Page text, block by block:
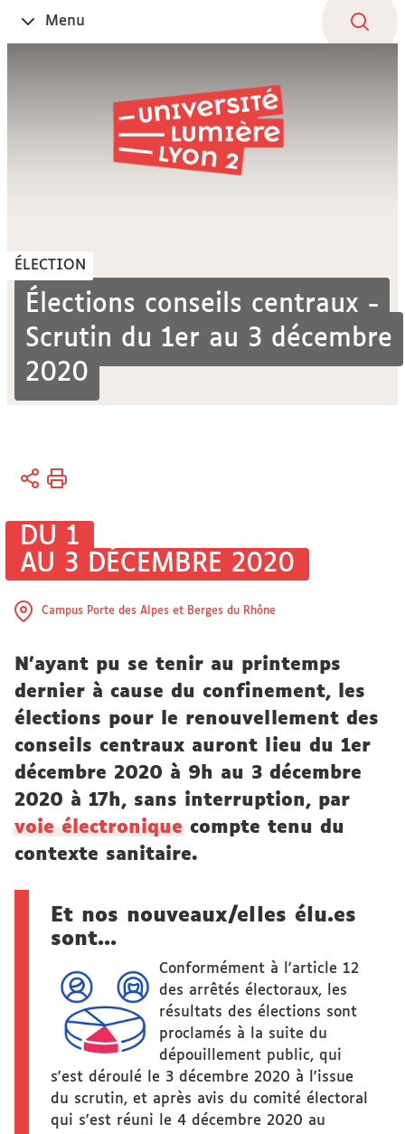
Ouvrir
le
Menu
ÉLECTION
Élections conseils centraux -
Scrutin du 1er au 3 décembre
2020
Vous
Accueil
Actualités
DU 1
AU 3 DÉCEMBRE 2020
Campus Porte des Alpes et Berges du Rhône
N'ayant pu se tenir au printemps
dernier à cause du confinement, les
élections pour le renouvellement des
conseils centraux auront lieu du 1er
décembre 2020 à 9h au 3 décembre
2020 à 17h, sans interruption, par
voie électronique compte tenu du
contexte sanitaire.
Et nos nouveaux/elles élu.es
sont...
Conformément à l'article 12
des arrêtés électoraux, les
résultats des élections sont
proclamés à la suite du
dépouillement public, qui
s'est déroulé le 3 décembre 2020 à l'issue
du scrutin, et après avis du comité électoral
qui s'est réuni le 4 décembre 2020 au